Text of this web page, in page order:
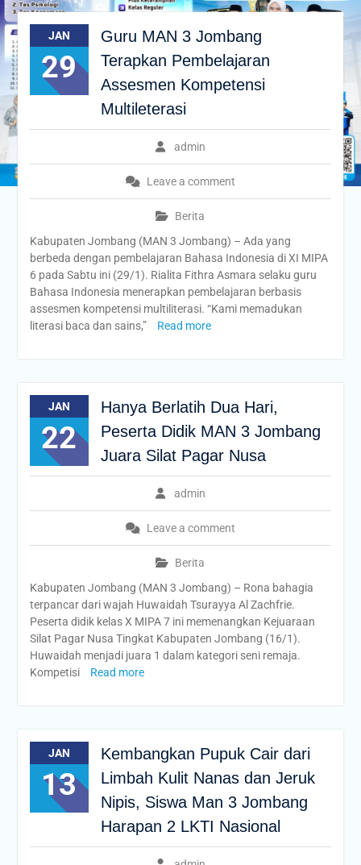
JAN
29
Guru MAN 3 Jombang
Terapkan Pembelajaran
Assesmen Kompetensi
Multileterasi
admin
Leave a comment
Berita
Kabupaten Jombang (MAN 3 Jombang) – Ada yang
berbeda dengan pembelajaran Bahasa Indonesia di XI MIPA
6 pada Sabtu ini (29/1). Rialita Fithra Asmara selaku guru
Bahasa Indonesia menerapkan pembelajaran berbasis
assesmen kompetensi multiliterasi. “Kami memadukan
literasi baca dan sains,”
Read more
JAN
22
Hanya Berlatih Dua Hari,
Peserta Didik MAN 3 Jombang
Juara Silat Pagar Nusa
admin
Leave a comment
Berita
Kabupaten Jombang (MAN 3 Jombang) – Rona bahagia
terpancar dari wajah Huwaidah Tsurayya Al Zachfrie.
Peserta didik kelas X MIPA 7 ini memenangkan Kejuaraan
Silat Pagar Nusa Tingkat Kabupaten Jombang (16/1).
Huwaidah menjadi juara 1 dalam kategori seni remaja.
Kompetisi
Read more
JAN
13
Kembangkan Pupuk Cair dari
Limbah Kulit Nanas dan Jeruk
Nipis, Siswa Man 3 Jombang
Harapan 2 LKTI Nasional